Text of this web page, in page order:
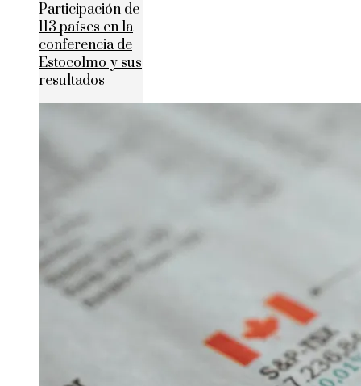
Participación de
113 países en la
conferencia de
Estocolmo y sus
resultados